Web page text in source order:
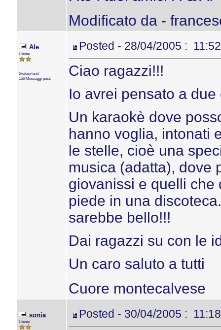
Modificato da -
Ale
Utente
Switzerland
156 Messaggi post.
Posted - 28/04/2005 :
Ciao ragazzi!!!
Io avrei pensato a
Un karaokè dove
hanno voglia, intonati
le stelle, cioè una
musica (adatta), dove
giovanissi e quelli che
piede in una
sarebbe bello!!!
Dai ragazzi su con le
Un caro saluto a tutti
Cuore montecalvese
sonia
Utente
Posted - 30/04/2005 :